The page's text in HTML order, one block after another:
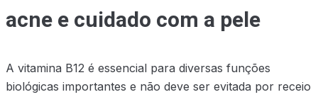
acne e cuidado com a pele
A vitamina B12 é essencial para diversas funções
biológicas importantes e não deve ser evitada por receio